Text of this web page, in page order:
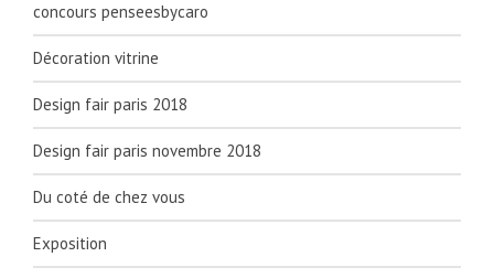
concours penseesbycaro
Décoration vitrine
Design fair paris 2018
Design fair paris novembre 2018
Du coté de chez vous
Exposition